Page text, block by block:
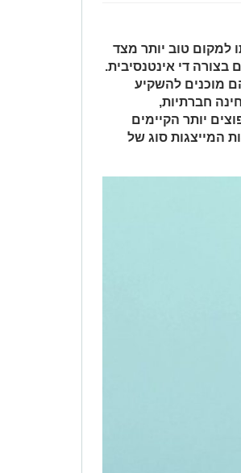
למקום טוב יותר מצד
די אינטנסיבית.
מוכנים להשקיע
חברתיות,
יותר הקיימים
המייצגות סוג של